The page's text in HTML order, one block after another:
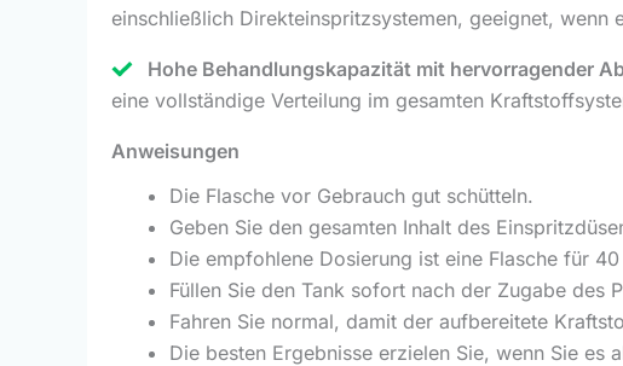
einschließlich Direkteinspritzsystemen, geeignet,
Hohe Behandlungskapazität mit hervorragender
eine vollständige Verteilung im gesamten
Anweisungen
Die Flasche vor Gebrauch gut schütteln.
Geben Sie den gesamten Inhalt des
Die empfohlene Dosierung ist eine Flasche für
Füllen Sie den Tank sofort nach der Zugabe des
Fahren Sie normal, damit der aufbereitete
Die besten Ergebnisse erzielen Sie, wenn Sie